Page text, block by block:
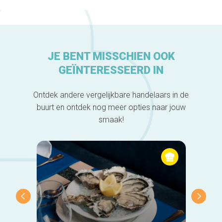
JE BENT MISSCHIEN OOK
GEÏNTERESSEERD IN
Ontdek andere vergelijkbare handelaars in de
buurt en ontdek nog meer opties naar jouw
smaak!